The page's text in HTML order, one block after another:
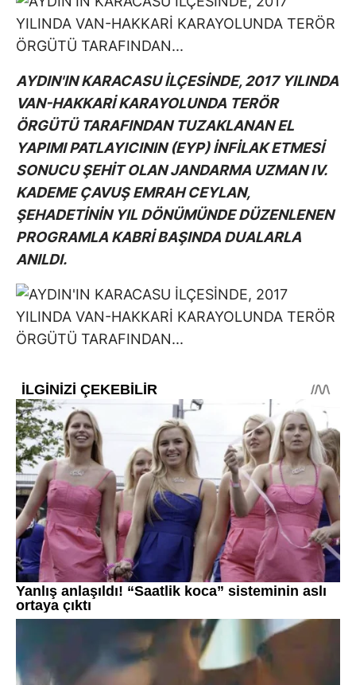
AYDIN'IN KARACASU İLÇESİNDE, 2017 YILINDA
VAN-HAKKARİ KARAYOLUNDA TERÖR
ÖRGÜTÜ TARAFINDAN TUZAKLANAN EL
YAPIMI PATLAYICININ (EYP) İNFİLAK ETMESİ
SONUCU ŞEHİT OLAN JANDARMA UZMAN IV.
KADEME ÇAVUŞ EMRAH CEYLAN,
ŞEHADETİNİN YIL DÖNÜMÜNDE DÜZENLENEN
PROGRAMLA KABRİ BAŞINDA DUALARLA
ANILDI.